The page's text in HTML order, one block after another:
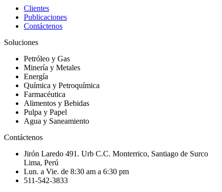
Clientes
Publicaciones
Contáctenos
Soluciones
Petróleo y Gas
Minería y Metales
Energía
Química y Petroquímica
Farmacéutica
Alimentos y Bebidas
Pulpa y Papel
Agua y Saneamiento
Contáctenos
Jirón Laredo 491. Urb C.C. Monterrico, Santiago de Surco
Lima, Perú
Lun. a Vie. de 8:30 am a 6:30 pm
511-542-3833